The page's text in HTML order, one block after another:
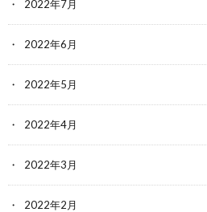
2022年7月
2022年6月
2022年5月
2022年4月
2022年3月
2022年2月